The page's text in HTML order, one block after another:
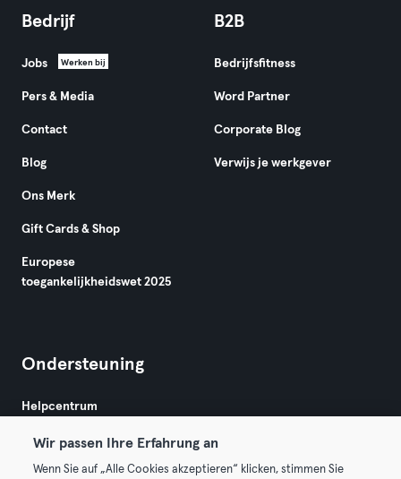
Bedrijf
Jobs Werken bij
Pers & Media
Contact
Blog
Ons Merk
Gift Cards & Shop
Europese
toegankelijkheidswet 2025
B2B
Bedrijfsfitness
Word Partner
Corporate Blog
Verwijs je werkgever
Ondersteuning
Helpcentrum
Wir passen Ihre Erfahrung an
Wenn Sie auf „Alle Cookies akzeptieren“ klicken, stimmen Sie